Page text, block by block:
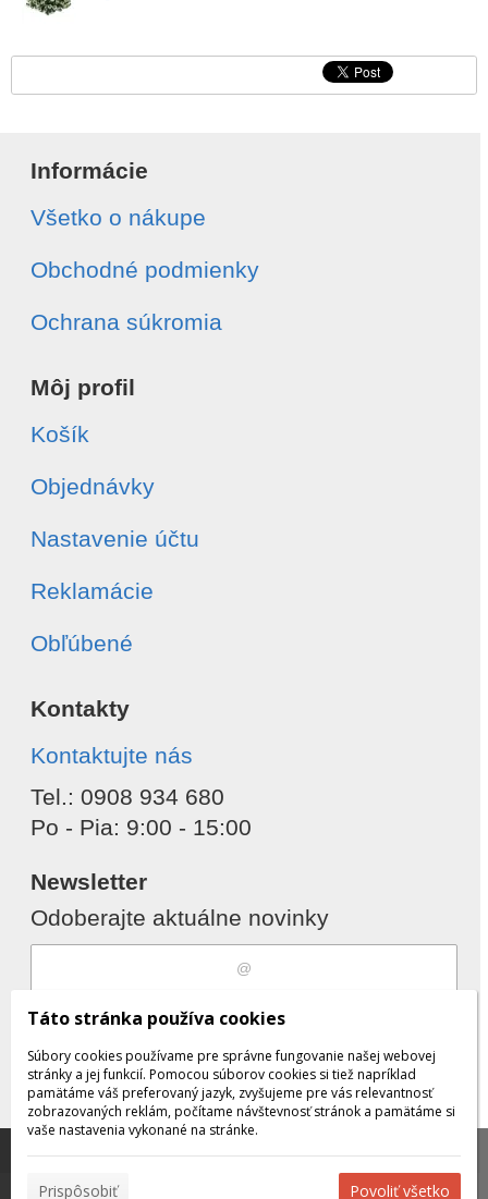
Informácie
Všetko o nákupe
Obchodné podmienky
Ochrana súkromia
Môj profil
Košík
Objednávky
Nastavenie účtu
Reklamácie
Obľúbené
Kontakty
Kontaktujte nás
Tel.: 0908 934 680
Po - Pia: 9:00 - 15:00
Newsletter
Odoberajte aktuálne novinky
Súhlasím sspracovaním osobných
údajov
Odobrať Pridať
pomáhajú poskytovať služby. Používaním našich služieb
vyjadrujete súhlas s používaním súborov cookies.Viac ✖
Táto stránka používa cookies
Súbory cookies používame pre správne fungovanie našej webovej
stránky a jej funkcií. Pomocou súborov cookies si tiež napríklad
pamätáme váš preferovaný jazyk, zvyšujeme pre vás relevantnosť
zobrazovaných reklám, počítame návštevnosť stránok a pamätáme si
vaše nastavenia vykonané na stránke.
Prispôsobiť Povoliť všetko